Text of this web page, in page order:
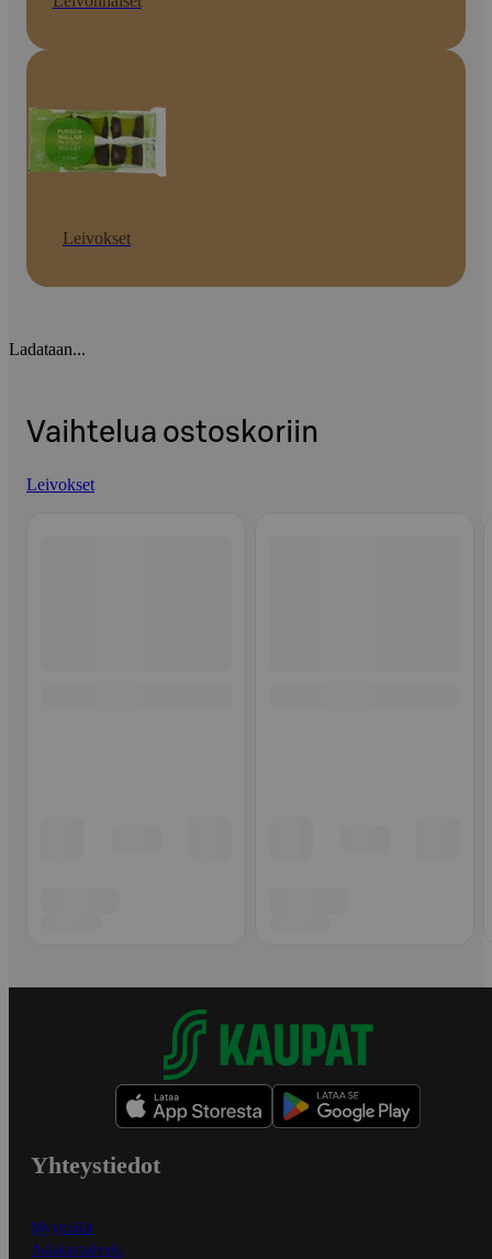
Leivokset
Ladataan...
Vaihtelua ostoskoriin
Leivokset
Yhteystiedot
Myymälät
Asiakaspalvelu